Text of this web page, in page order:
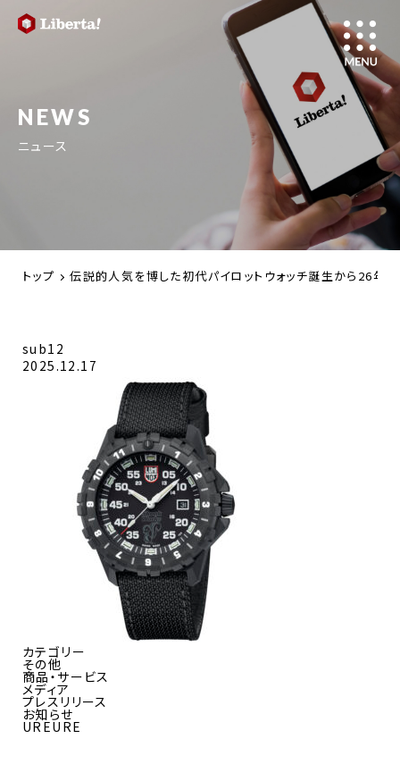
NEWS
ニュース
トップ 伝説的人気を博した初代パイロットウォッチ誕生から26年
sub12
2025.12.17
カテゴリー
その他
商品・サービス
メディア
プレスリリース
お知らせ
UREURE